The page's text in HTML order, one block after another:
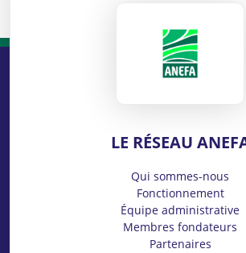
LE RÉSEAU
Qui sommes-nous
Fonctionnement
Équipe administrative
Membres fondateurs
Partenaires